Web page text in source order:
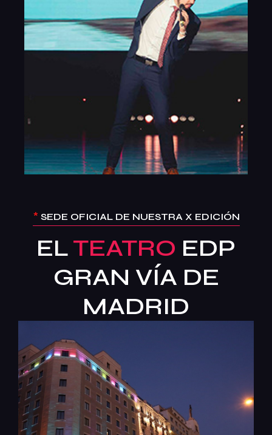
* SEDE OFICIAL DE NUESTRA X EDICIÓN
ELTEATRO EDP
GRAN VÍA DE
MADRID